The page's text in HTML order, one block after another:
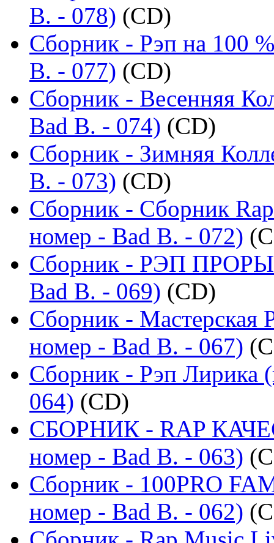
B. - 078) (CD)
Сборник - Рэп на 100
B. - 077) (CD)
Сборник - Весенняя
Bad B. - 074) (CD)
Сборник - Зимняя
B. - 073) (CD)
Сборник - Сборник
номер - Bad B. - 072)
Сборник - РЭП
Bad B. - 069) (CD)
Сборник - Мастерская
номер - Bad B. - 067)
Сборник - Рэп Лирика
064) (CD)
СБОРНИК - RAP
номер - Bad B. - 063)
Сборник - 100PRO
номер - Bad B. - 062)